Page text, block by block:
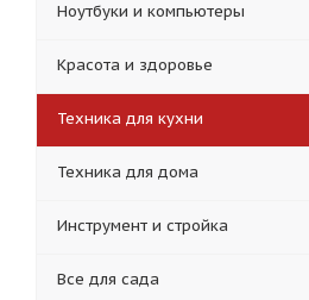
Ноутбуки и компьютеры
Красота и здоровье
Техника для кухни
Техника для дома
Инструмент и стройка
Все для сада